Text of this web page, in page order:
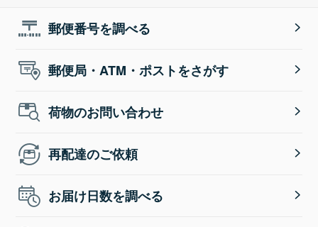
郵便番号を調べる
郵便局・ATM・ポストをさがす
荷物のお問い合わせ
再配達のご依頼
お届け日数を調べる